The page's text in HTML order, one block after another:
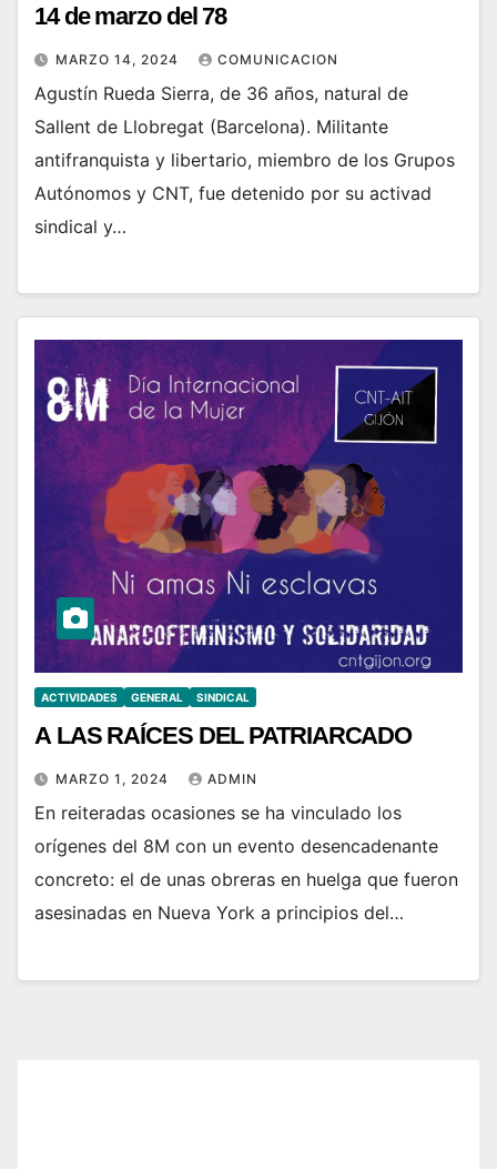
14 de marzo del 78
MARZO 14, 2024 COMUNICACION
Agustín Rueda Sierra, de 36 años, natural de
Sallent de Llobregat (Barcelona). Militante
antifranquista y libertario, miembro de los Grupos
Autónomos y CNT, fue detenido por su activad
sindical y…
ACTIVIDADES GENERAL SINDICAL
A LAS RAÍCES DEL PATRIARCADO
MARZO 1, 2024 ADMIN
En reiteradas ocasiones se ha vinculado los
orígenes del 8M con un evento desencadenante
concreto: el de unas obreras en huelga que fueron
asesinadas en Nueva York a principios del…